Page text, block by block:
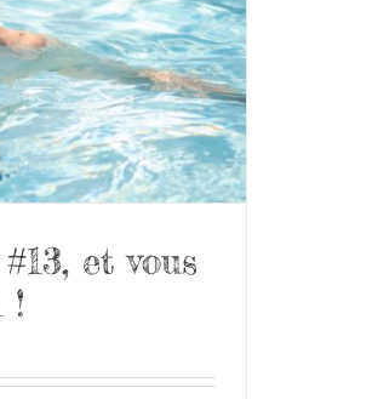
et vous
!